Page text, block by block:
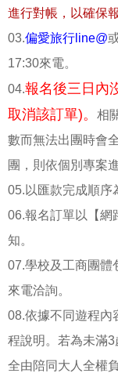
進行對帳，以確保
03.偏愛旅行line@
17:30來電。
04.報名後三日內
取消該訂單)。 相
數而無法出團時會
團，則依個別專案
05.以匯款完成順序
06.報名訂單以【網
知。
07.學校及工商團
來電洽詢。
08.依據不同遊程內
程說明。若為未滿
全由陪同大人全權